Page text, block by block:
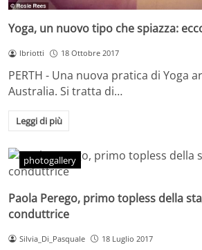
Yoga, un nuovo tipo che spiazza:
lbriotti 18 Ottobre 2017
PERTH - Una nuova pratica di Yoga
Australia. Si tratta di…
Leggi di più
photogallery
Paola Perego, primo topless della
conduttrice
Silvia_Di_Pasquale 18 Luglio 2017